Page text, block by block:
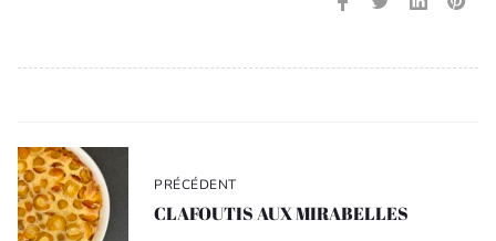
de
l’article
PRÉCÉDENT
CLAFOUTIS AUX MIRABELLES